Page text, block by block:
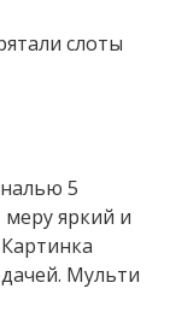
слоты
5
яркий и
Мульти